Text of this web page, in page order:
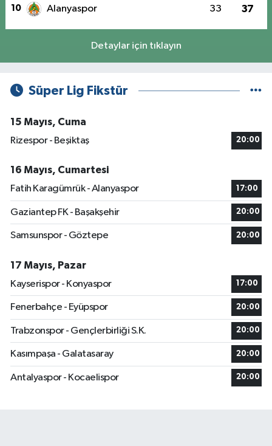
10 Alanyaspor 33 37
Detaylar için tıklayın
Süper Lig Fikstür
15 Mayıs, Cuma
Rizespor - Beşiktaş
20:00
16 Mayıs, Cumartesi
Fatih Karagümrük - Alanyaspor
17:00
Gaziantep FK - Başakşehir 20:00
Samsunspor - Göztepe 20:00
17 Mayıs, Pazar
Kayserispor - Konyaspor
17:00
Fenerbahçe - Eyüpspor 20:00
Trabzonspor - Gençlerbirliği S.K. 20:00
Kasımpaşa - Galatasaray 20:00
Antalyaspor - Kocaelispor 20:00